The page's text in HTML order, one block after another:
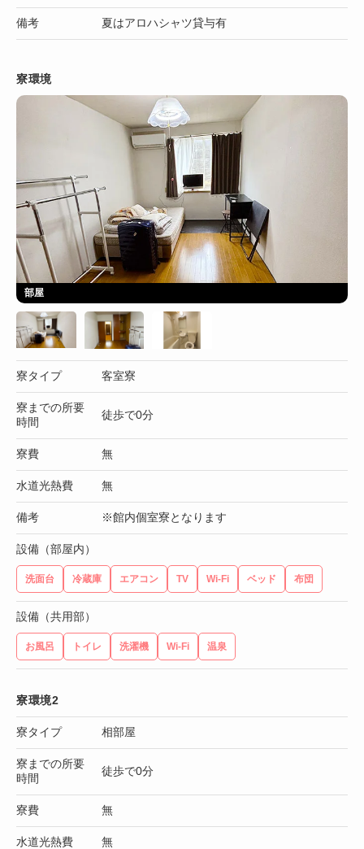
備考 夏はアロハシャツ貸与有
寮環境
部屋
寮タイプ 客室寮
寮までの所要
時間
徒歩で0分
寮費 無
水道光熱費 無
備考 ※館内個室寮となります
設備（部屋内）
洗面台 冷蔵庫 エアコン TV Wi-Fi ベッド 布団
設備（共用部）
お風呂 トイレ 洗濯機 Wi-Fi 温泉
寮環境2
寮タイプ 相部屋
寮までの所要
時間
徒歩で0分
寮費 無
水道光熱費 無